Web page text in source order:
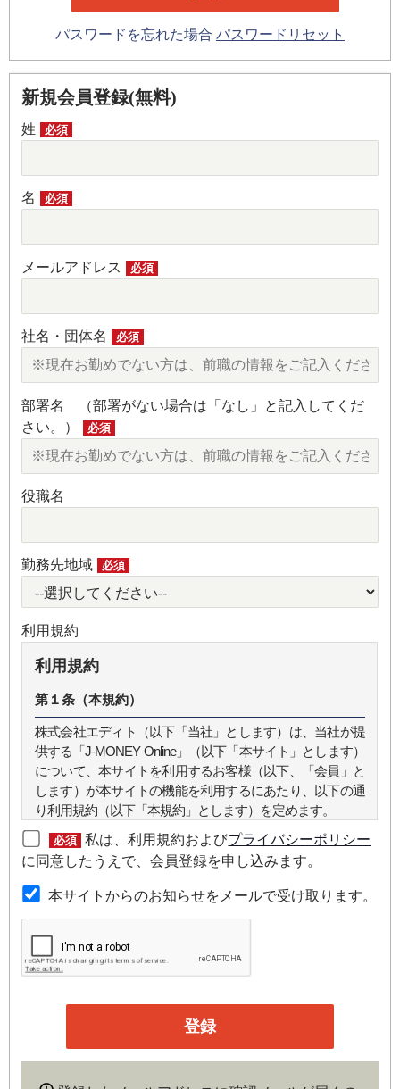
パスワードを忘れた場合 パスワードリセット
新規会員登録(無料)
姓 必須
名 必須
メールアドレス 必須
社名・団体名 必須
部署名 （部署がない場合は「なし」と記入してくだ
さい。）
必須
役職名
勤務先地域 必須
利用規約
利用規約
第１条（本規約）
株式会社エディト（以下「当社」とします）は、当社が提
供する「J-MONEY Online」（以下「本サイト」とします）
について、本サイトを利用するお客様（以下、「会員」と
します）が本サイトの機能を利用するにあたり、以下の通
り利用規約（以下「本規約」とします）を定めます。
第２条（本規約の範囲）
本規約は本サイトが提供するサービスについて規定したも
のです。
第３条（会員）
本サイトの会員は、機関投資家や金融機関の役職員、事業
企業や官公庁、研究機関などの役職員、もしくは専門家の
いずれかに該当していることを条件とし、登録の申し込み
を行うには、当社が入会を承諾した時点で、本会員規約の
必須 私は、利用規約およびプライバシーポリシー
に同意したうえで、会員登録を申し込みます。
本サイトからのお知らせをメールで受け取ります。